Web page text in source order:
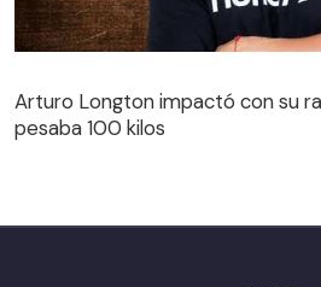
pesaba 100 kilos
Arturo Longton impactó con su
pesaba 100 kilos